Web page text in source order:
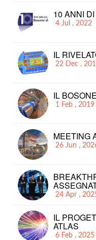
10 ANNI
4 Jul , 2022
IL
22 Dec ,
IL
1 Feb , 2019
MEETING
26 Jun ,
24 Apr ,
IL
ATLAS
6 Feb , 2025